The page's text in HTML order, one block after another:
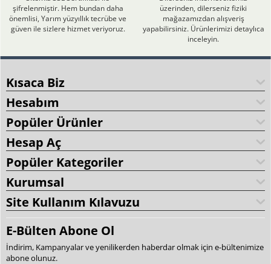
şifrelenmiştir. Hem bundan daha
önemlisi, Yarım yüzyıllık tecrübe ve
güven ile sizlere hizmet veriyoruz.
üzerinden, dilerseniz fiziki
mağazamızdan alışveriş
yapabilirsiniz. Ürünlerimizi detaylıca
inceleyin.
Kısaca Biz
Hesabım
Popüler Ürünler
Hesap Aç
Popüler Kategoriler
Kurumsal
Site Kullanım Kılavuzu
E-Bülten Abone Ol
İndirim, Kampanyalar ve yenilikerden haberdar olmak için e-bültenimize
abone olunuz.